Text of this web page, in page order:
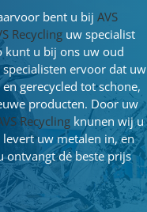
bent u bij AVS
Recycling uw specialist
kunt u bij ons uw oud
ervoor dat uw
gerecycled tot schone,
producten. Door uw
Recycling knunen wij u
uw metalen in, en
ontvangt dé beste prijs